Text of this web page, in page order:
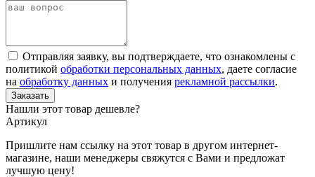
Отправляя заявку, вы подтверждаете, что ознакомлены с
политикой обработки персональных данных, даете согласие
на обработку данных и получения рекламной рассылки.
Заказать
Нашли этот товар дешевле?
Артикул
Пришлите нам ссылку на этот товар в другом интернет-
магазине, наши менеджеры свяжутся с Вами и предложат
лучшую цену!